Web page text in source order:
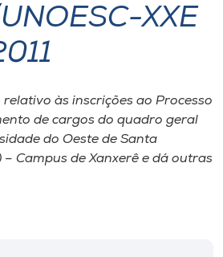
XXE
às inscrições ao Processo
de cargos do quadro geral
do Oeste de Santa
– Campus de Xanxerê e dá outras